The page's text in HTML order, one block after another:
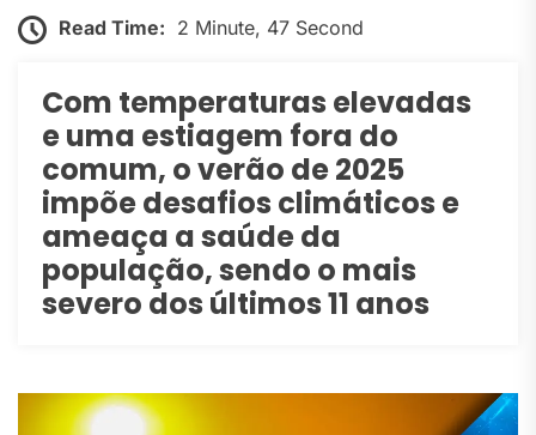
Read Time: 2 Minute, 47 Second
Com temperaturas elevadas
e uma estiagem fora do
comum, o verão de 2025
impõe desafios climáticos e
ameaça a saúde da
população, sendo o mais
severo dos últimos 11 anos